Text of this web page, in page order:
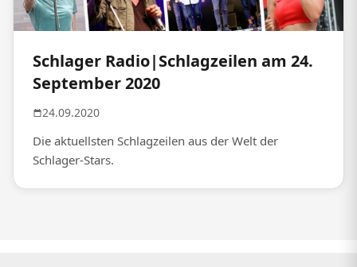
Schlager Radio|Schlagzeilen am 24.
September 2020
24.09.2020
Die aktuellsten Schlagzeilen aus der Welt der
Schlager-Stars.